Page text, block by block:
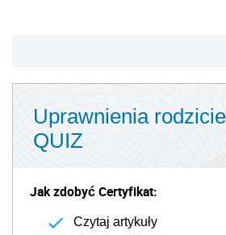
Uprawnienia
QUIZ
Jak zdobyć Certyfikat:
Czytaj artykuły